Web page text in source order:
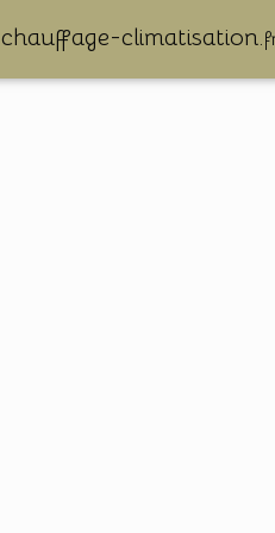
chauffage-climatisation.